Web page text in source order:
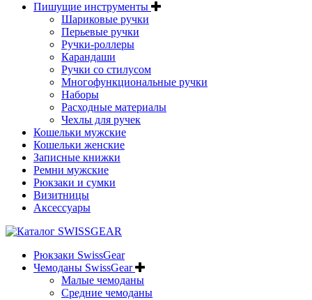
Пишущие инструменты
Шариковые ручки
Перьевые ручки
Ручки-роллеры
Карандаши
Ручки со стилусом
Многофункциональные ручки
Наборы
Расходные материалы
Чехлы для ручек
Кошельки мужские
Кошельки женские
Записные книжки
Ремни мужские
Рюкзаки и сумки
Визитницы
Аксессуары
Рюкзаки SwissGear
Чемоданы SwissGear
Малые чемоданы
Средние чемоданы